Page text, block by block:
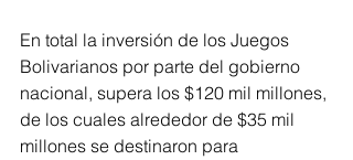
En total la inversión de los Juegos
Bolivarianos por parte del gobierno
nacional, supera los $120 mil millones,
de los cuales alrededor de $35 mil
millones se destinaron para